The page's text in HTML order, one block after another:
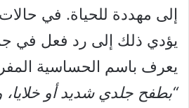
إلى مهددة للحياة. في
يؤدي ذلك إلى رد فعل في
يعرف باسم الحساسية
“بطفح جلدي شديد أو